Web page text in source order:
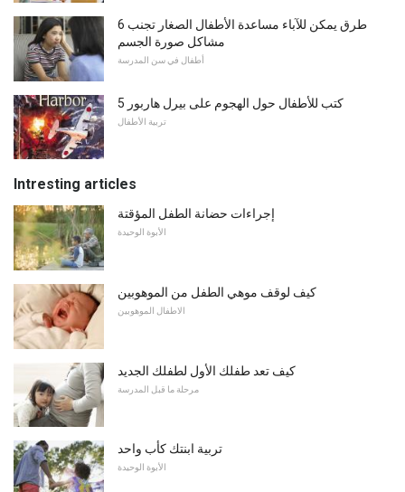
6 طرق يمكن للآباء مساعدة الأطفال الصغار تجنب
مشاكل صورة الجسم
أطفال في سن المدرسة
5 كتب للأطفال حول الهجوم على بيرل هاربور
تربية الأطفال
Intresting articles
إجراءات حضانة الطفل المؤقتة
الأبوة الوحيدة
كيف لوقف موهي الطفل من الموهوبين
الاطفال الموهوبين
كيف تعد طفلك الأول لطفلك الجديد
مرحلة ما قبل المدرسة
تربية ابنتك كأب واحد
الأبوة الوحيدة